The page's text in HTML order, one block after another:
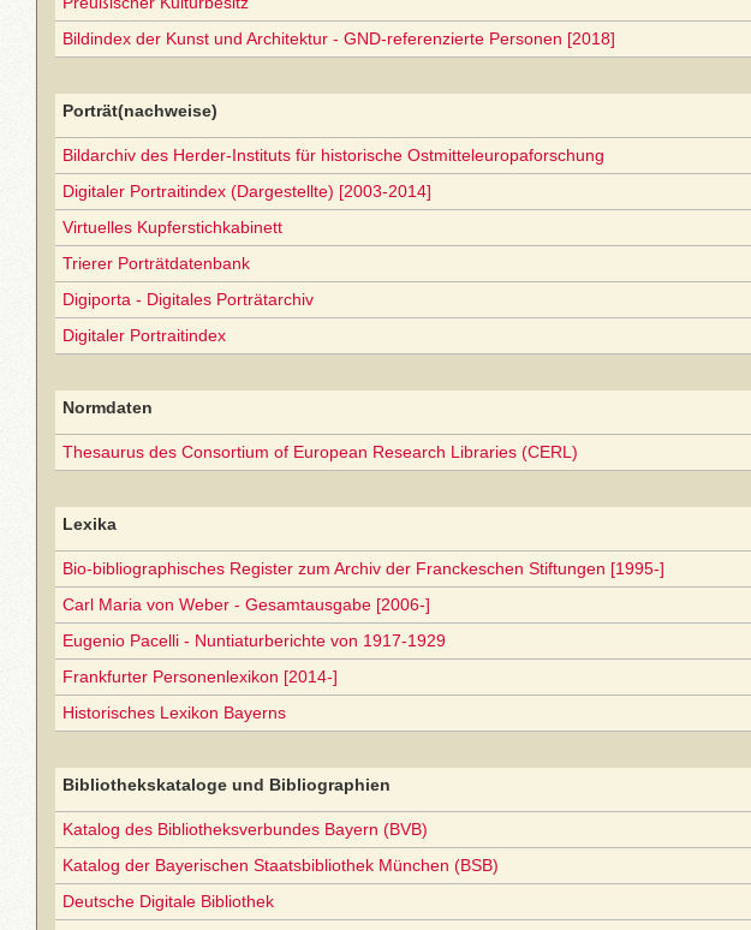
Bildindex der Kunst und Architektur - GND-referenzierte Personen [2018]
Porträt(nachweise)
Bildarchiv des Herder-Instituts für historische Ostmitteleuropaforschung
Digitaler Portraitindex (Dargestellte) [2003-2014]
Virtuelles Kupferstichkabinett
Trierer Porträtdatenbank
Digiporta - Digitales Porträtarchiv
Digitaler Portraitindex
Normdaten
Thesaurus des Consortium of European Research Libraries (CERL)
Lexika
Bio-bibliographisches Register zum Archiv der Franckeschen Stiftungen [1995-]
Carl Maria von Weber - Gesamtausgabe [2006-]
Eugenio Pacelli - Nuntiaturberichte von 1917-1929
Frankfurter Personenlexikon [2014-]
Historisches Lexikon Bayerns
Bibliothekskataloge und Bibliographien
Katalog des Bibliotheksverbundes Bayern (BVB)
Katalog der Bayerischen Staatsbibliothek München (BSB)
Deutsche Digitale Bibliothek